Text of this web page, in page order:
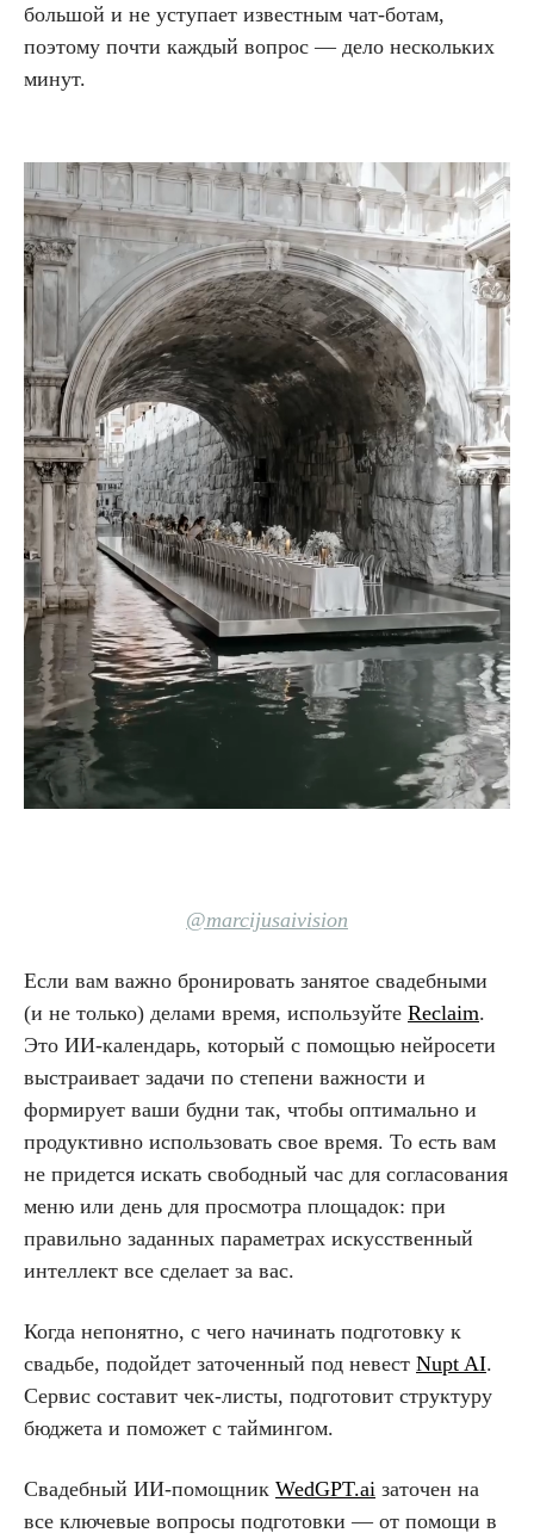
большой и не уступает известным чат-ботам,
поэтому почти каждый вопрос — дело нескольких
минут.
@marcijusaivision
Если вам важно бронировать занятое свадебными
(и не только) делами время, используйте Reclaim.
Это ИИ-календарь, который с помощью нейросети
выстраивает задачи по степени важности и
формирует ваши будни так, чтобы оптимально и
продуктивно использовать свое время. То есть вам
не придется искать свободный час для согласования
меню или день для просмотра площадок: при
правильно заданных параметрах искусственный
интеллект все сделает за вас.
Когда непонятно, с чего начинать подготовку к
свадьбе, подойдет заточенный под невест Nupt AI.
Сервис составит чек-листы, подготовит структуру
бюджета и поможет с таймингом.
Свадебный ИИ-помощник WedGPT.ai заточен на
все ключевые вопросы подготовки — от помощи в